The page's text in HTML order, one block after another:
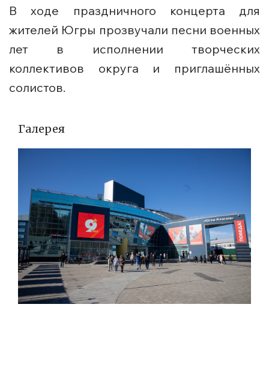
В ходе праздничного концерта для
жителей Югры прозвучали песни военных
лет в исполнении творческих
коллективов округа и приглашённых
солистов.
Галерея